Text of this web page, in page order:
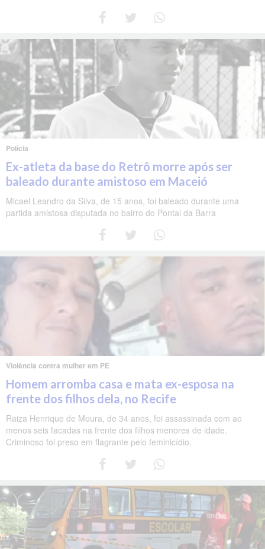
Polícia
Ex-atleta da base do Retrô morre após ser
baleado durante amistoso em Maceió
Micael Leandro da Silva, de 15 anos, foi baleado durante uma
partida amistosa disputada no bairro do Pontal da Barra
Violência contra mulher em PE
Homem arromba casa e mata ex-esposa na
frente dos filhos dela, no Recife
Raiza Henrique de Moura, de 34 anos, foi assassinada com ao
menos seis facadas na frente dos filhos menores de idade.
Criminoso foi preso em flagrante pelo feminicídio.